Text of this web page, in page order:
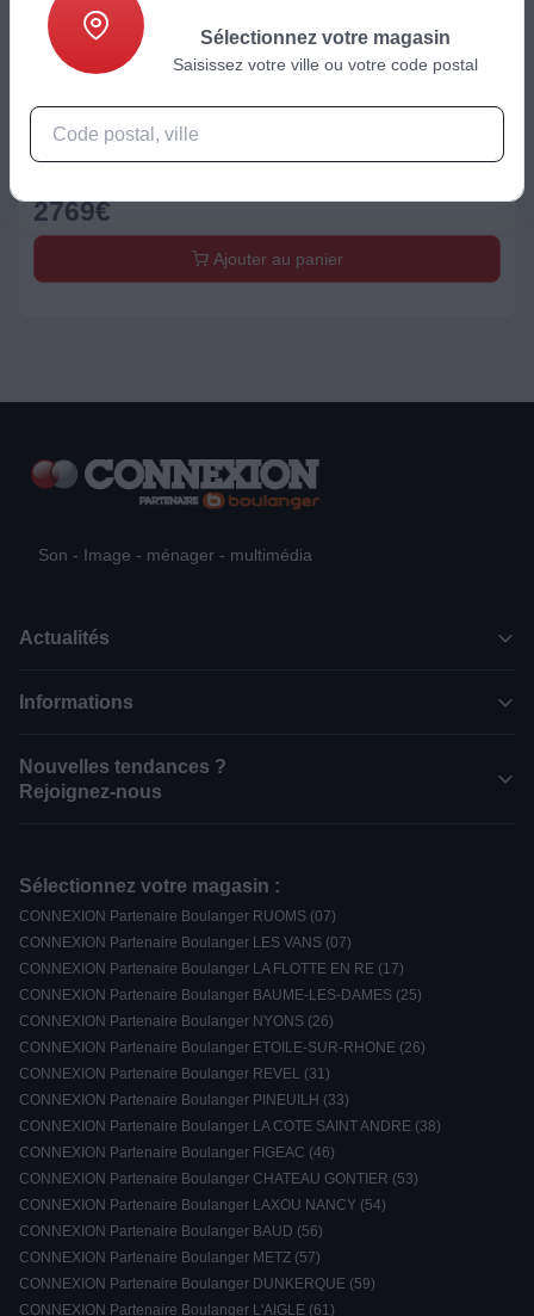
Lave-linge semi-pro
Lave linge professionnel MIELE PWM 1108 EL DP
2769€
Ajouter au panier
Son - Image - ménager - multimédia
Actualités
Informations
Nouvelles tendances ?
Rejoignez-nous
Sélectionnez votre magasin :
CONNEXION Partenaire Boulanger RUOMS (07)
CONNEXION Partenaire Boulanger LES VANS (07)
CONNEXION Partenaire Boulanger LA FLOTTE EN RE (17)
CONNEXION Partenaire Boulanger BAUME-LES-DAMES (25)
CONNEXION Partenaire Boulanger NYONS (26)
CONNEXION Partenaire Boulanger ETOILE-SUR-RHONE (26)
CONNEXION Partenaire Boulanger REVEL (31)
CONNEXION Partenaire Boulanger PINEUILH (33)
CONNEXION Partenaire Boulanger LA COTE SAINT ANDRE (38)
CONNEXION Partenaire Boulanger FIGEAC (46)
CONNEXION Partenaire Boulanger CHATEAU GONTIER (53)
CONNEXION Partenaire Boulanger LAXOU NANCY (54)
CONNEXION Partenaire Boulanger BAUD (56)
CONNEXION Partenaire Boulanger METZ (57)
CONNEXION Partenaire Boulanger DUNKERQUE (59)
CONNEXION Partenaire Boulanger L'AIGLE (61)
Sélectionnez votre magasin
Saisissez votre ville ou votre code postal